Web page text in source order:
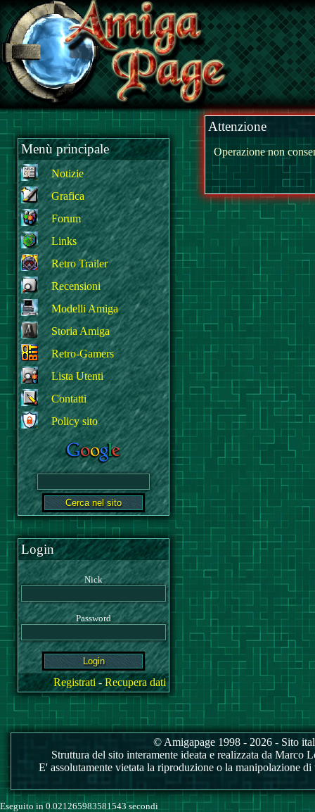
Menù principale
Notizie
Grafica
Forum
Links
Retro Trailer
Recensioni
Modelli Amiga
Storia Amiga
Retro-Gamers
Lista Utenti
Contatti
Policy sito
Login
Nick
Password
Registrati-Recupera dati
Attenzione
Operazione non
© Amigapage 1998 - 2026 - Sito
Struttura del sito interamente ideata e realizzata da
E' assolutamente vietata la riproduzione o la manipolazione
Eseguito in 0.021265983581543 secondi